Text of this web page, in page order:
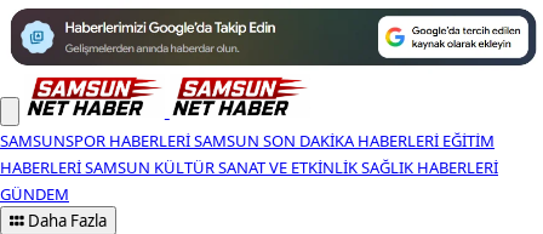
SAMSUNSPOR HABERLERISAMSUN SON DAKIKA HABERLERI EĞITIM
HABERLERISAMSUN KÜLTÜR SANAT VE ETKINLIKSAĞLIK HABERLERI
GÜNDEM
Daha Fazla